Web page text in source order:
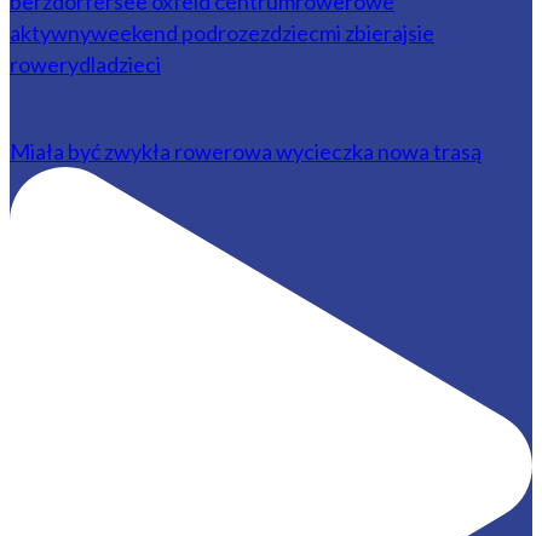
Miała być zwykła rowerowa wycieczka nowa trasą